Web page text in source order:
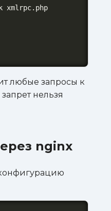
xmlrpc.php
любые запросы к
нельзя
nginx